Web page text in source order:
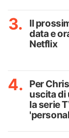
Il
data e
Netflix
Per
uscita di
la serie